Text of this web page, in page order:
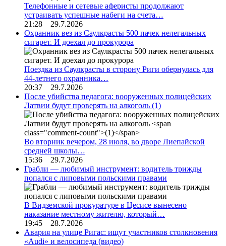
Телефонные и сетевые аферисты продолжают
устраивать успешные набеги на счета…
21:28 29.7.2026
Охранник вез из Саулкрасты 500 пачек нелегальных
сигарет. И доехал до прокурора
Поездка из Саулкрасты в сторону Риги обернулась для
44-летнего охранника…
20:37 29.7.2026
После убийства педагога: вооруженных полицейских
Латвии будут проверять на алкоголь (1)
Во вторник вечером, 28 июля, во дворе Лиепайской
средней школы…
15:36 29.7.2026
Грабли — любимый инструмент: водитель трижды
попался с липовыми польскими правами
В Видземской прокуратуре в Цесисе вынесено
наказание местному жителю, который…
19:45 28.7.2026
Авария на улице Ригас: ищут участников столкновения
«Audi» и велосипеда (видео)